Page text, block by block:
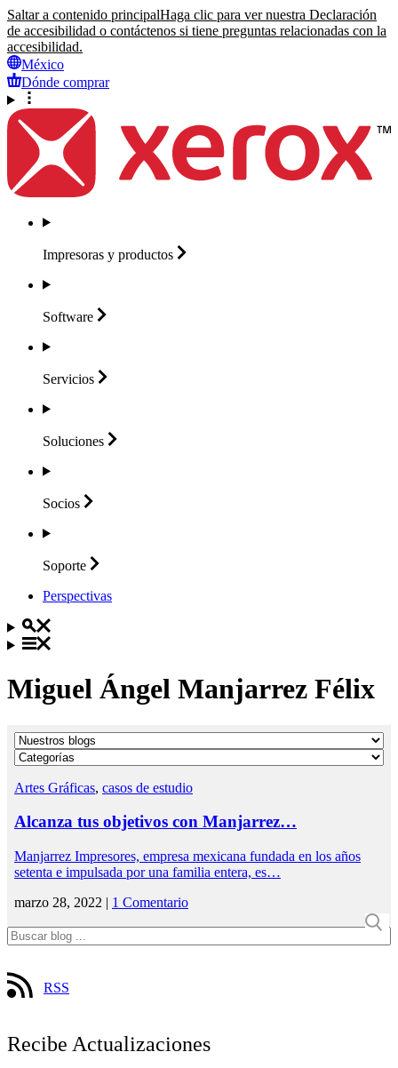
Saltar a contenido principalHaga clic para ver nuestra Declaración
de accesibilidad o contáctenos si tiene preguntas relacionadas con la
accesibilidad.
México
Dónde comprar
Impresoras y productos
Software
Servicios
Soluciones
Socios
Soporte
Perspectivas
Miguel Ángel Manjarrez Félix
Artes Gráficas, casos de estudio
Alcanza tus objetivos con Manjarrez…
Manjarrez Impresores, empresa mexicana fundada en los años
setenta e impulsada por una familia entera, es…
marzo 28, 2022 | 1 Comentario
RSS
Recibe Actualizaciones